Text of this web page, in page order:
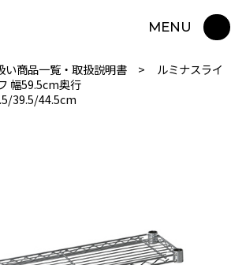
MENU
い商品一覧・取扱説明書
ルミナスライ
幅59.5cm奥行
39.5/44.5cm